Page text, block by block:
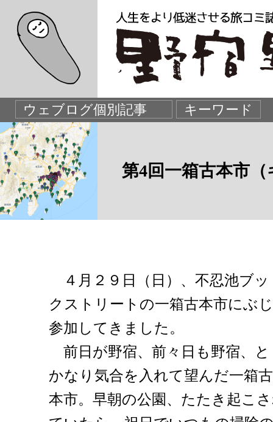
第4回一箱古本市
４月２９日（日）、不忍池ブッ
クストリートの一箱古本市にぶじ
参加してきました。
前日が野宿、前々日も野宿、と
かなり気合を入れて望んだ一箱古
本市。早朝の公園、たたき起こ